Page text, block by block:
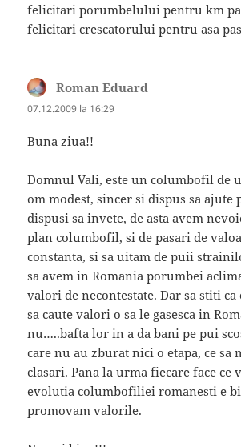
felicitari porumbelului pentru km
felicitari crescatorului pentru asa
Roman Eduard
07.12.2009 la 16:29
Buna ziua!!
Domnul Vali, este un columbofil de
om modest, sincer si dispus sa ajute
dispusi sa invete, de asta avem
plan columbofil, si de pasari de
constanta, si sa uitam de puii
sa avem in Romania porumbei
valori de necontestate. Dar sa stiti ca
sa caute valori o sa le gasesca in
nu…..bafta lor in a da bani pe pui
care nu au zburat nici o etapa, ce sa
clasari. Pana la urma fiecare face ce
evolutia columbofiliei romanesti e
promovam valorile.